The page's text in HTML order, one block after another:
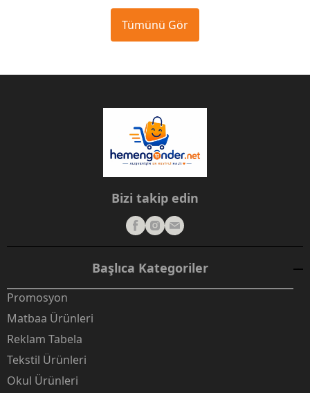
Tümünü Gör
Bizi takip edin
Başlıca Kategoriler
Promosyon
Matbaa Ürünleri
Reklam Tabela
Tekstil Ürünleri
Okul Ürünleri